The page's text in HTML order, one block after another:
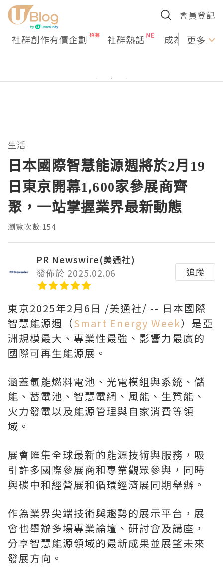
會員登記
社群創作有價企劃 社群熱話 成為U更多
生活
日本國際智慧能源週將於2月19
日東京開幕1,600家參展商齊
聚，一站掌握業界最新動態
瀏覽次數:154
PR Newswire(美通社)
發佈於 2025.02.06
追蹤
東京2025年2月6日 /美通社/ -- 日本國際
智慧能源週（Smart Energy Week）是亞
洲規模最大、專業性最強、影響力最廣的
國際可再生能源展。
涵蓋氫能燃料電池、光電模組與系統、儲
能、蓄電池、智慧電網、風能、生質能、
火力發電以及能源管理與自家消費等領
域。
展會匯集全球最新的能源技術與服務，吸
引許多國際參展商和專業觀眾參與，同時
與碳中和經營展和循環經濟展同期舉辦。
作為業界尖端技術與趨勢的展示平台，展
會也舉辦多場專業論壇、研討會及講座，
分享智慧能源領域的最新成果並展望未來
發展方向。